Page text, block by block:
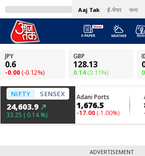
Aaj Tak ई-पेपर বাংলা
ADVERTISEMENT